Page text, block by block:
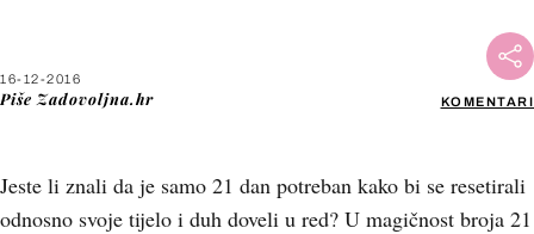
16-12-2016
Piše Zadovoljna.hr KOMENTARI
Jeste li znali da je samo 21 dan potreban kako bi se resetirali
odnosno svoje tijelo i duh doveli u red? U magičnost broja 21